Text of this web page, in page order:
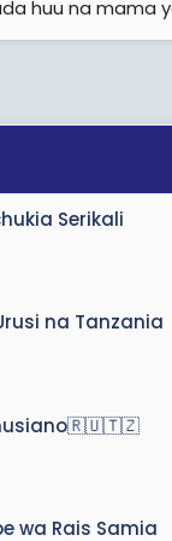
juhudi zako
taifa hayawezi
katika jumuiya
ya wananchi.
zake
huu na mama
Serikali
na Tanzania
wa Rais Samia